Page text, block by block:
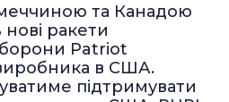
та Канадою
ракети
Patriot
в США.
підтримувати